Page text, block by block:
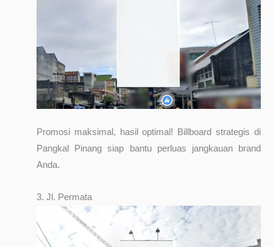
Promosi maksimal, hasil optimal! Billboard strategis di
Pangkal Pinang siap bantu perluas jangkauan brand
Anda.
3. Jl. Permata